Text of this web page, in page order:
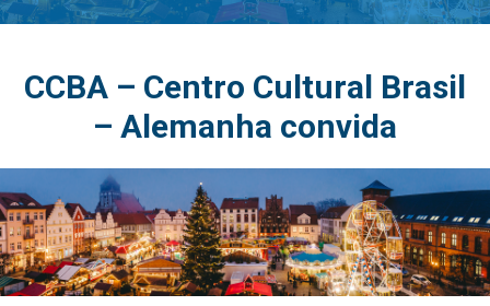
CCBA – Centro Cultural Brasil
– Alemanha convida